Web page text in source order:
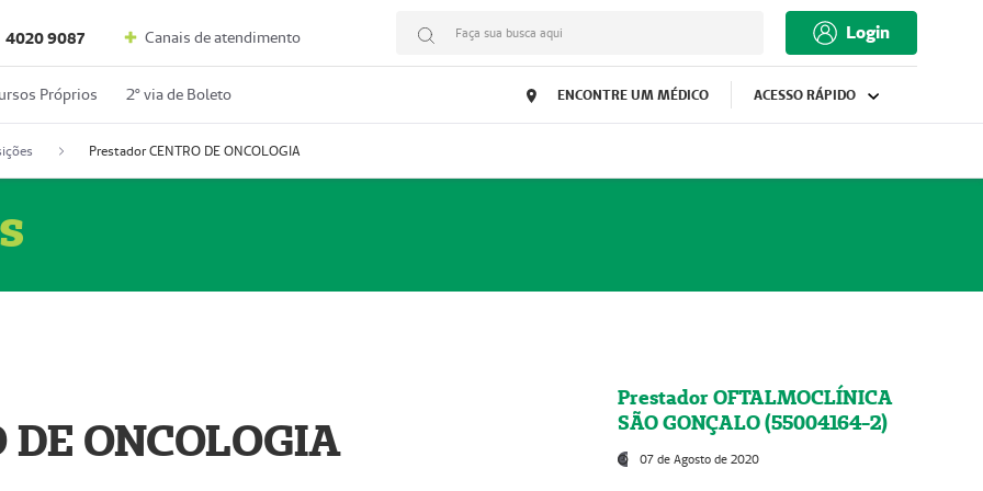
4020 9087 Canais de atendimento Faça sua busca aqui Login
Próprios 2º via de Boleto ENCONTRE UM MÉDICO ACESSO RÁPIDO
Prestador CENTRO DE ONCOLOGIA
ONCOLOGIA
Prestador OFTALMOCLÍNICA
SÃO GONÇALO (55004164-2)
07 de Agosto de 2020